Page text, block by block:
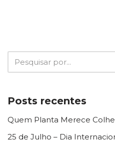
Posts recentes
Quem Planta Merece
25 de Julho – Dia